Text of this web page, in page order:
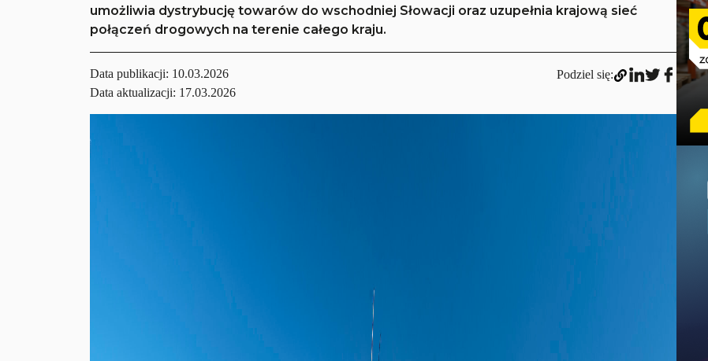
umożliwia dystrybucję towarów do wschodniej Słowacji oraz uzupełnia krajową sieć
połączeń drogowych na terenie całego kraju.
Data publikacji: 10.03.2026
Data aktualizacji: 17.03.2026
Podziel się: